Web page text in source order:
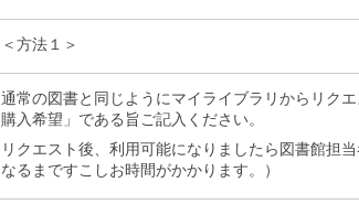
＜方法１＞
通常の図書と同じようにマイライブラリからリク
購入希望」である旨ご記入ください。
リクエスト後、利用可能になりましたら図書館担
なるまですこしお時間がかかります。）